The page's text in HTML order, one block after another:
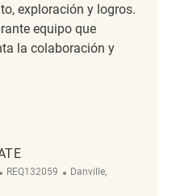
exploración y logros.
equipo que
la colaboración y
ReqId
REQ132059 Ubicación
Danville,